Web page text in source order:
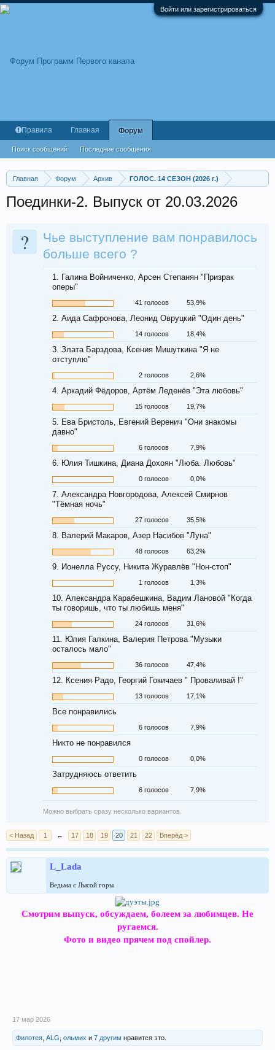
Войти или зарегистрироваться
Главная Форум Архив ГОЛОС. 14 СЕЗОН (2026 г.)
Поединки-2. Выпуск от 20.03.2026
?
Чье выступление вам понравилось
больше всего ?
1. Галина Войниченко, Арсен Степанян "Призрак
оперы"
41 голосов 53,9%
2. Аида Сафронова, Леонид Овруцкий "Один день"
14 голосов 18,4%
3. Злата Барздова, Ксения Мишуткина "Я не
отступлю"
2 голосов 2,6%
4. Аркадий Фёдоров, Артём Леденёв "Эта любовь"
15 голосов 19,7%
5. Ева Бристоль, Евгений Веренич "Они знакомы
давно"
6 голосов 7,9%
6. Юлия Тишкина, Диана Дохоян "Люба. Любовь"
0 голосов 0,0%
7. Александра Новгородова, Алексей Смирнов
"Тёмная ночь"
27 голосов 35,5%
8. Валерий Макаров, Азер Насибов "Луна"
48 голосов 63,2%
9. Ионелла Руссу, Никита Журавлёв "Нон-стоп"
1 голосов 1,3%
10. Александра Карабешкина, Вадим Лановой "Когда
ты говоришь, что ты любишь меня"
24 голосов 31,6%
11. Юлия Галкина, Валерия Петрова "Музыки
осталось мало"
36 голосов 47,4%
12. Ксения Радо, Георгий Гокичаев " Проваливай !"
13 голосов 17,1%
Все понравились
6 голосов 7,9%
Никто не понравился
0 голосов 0,0%
Затрудняюсь ответить
6 голосов 7,9%
Можно выбрать сразу несколько вариантов.
< Назад 1 ← 17 18 19 20 21 22 Вперёд >
L_Lada
Ведьма с Лысой горы
Смотрим выпуск, обсуждаем, болеем за любимцев. Не
ругаемся.
Фото и видео прячем под спойлер.
17 мар 2026
Филотея ALG ольмих и 7 другим нравится это.
Правила Главная Форум
Поиск сообщений Последние сообщения